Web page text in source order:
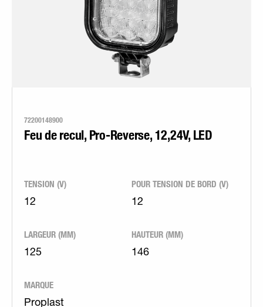
72200148900
Feu de recul, Pro-Reverse, 12,24V, LED
TENSION (V)
12
POUR TENSION DE BORD (V)
12
LARGEUR (MM)
125
HAUTEUR (MM)
146
MARQUE
Proplast